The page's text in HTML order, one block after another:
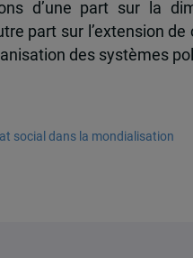
d’une part sur la
part sur l’extension
des systèmes
social dans la mondialisation